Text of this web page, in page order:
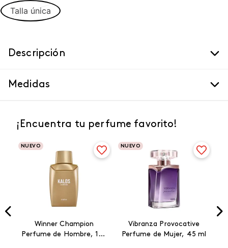
Talla única
Descripción
Medidas
¡Encuentra tu perfume favorito!
NUEVO
Winner Champion
Perfume de Hombre, 100
NUEVO
Vibranza Provocative
Perfume de Mujer, 45 ml